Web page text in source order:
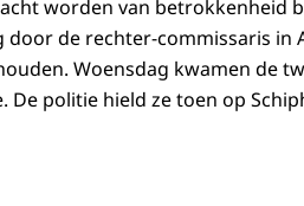
worden van betrokkenheid
door de rechter-commissaris in
Woensdag kwamen de
De politie hield ze toen op